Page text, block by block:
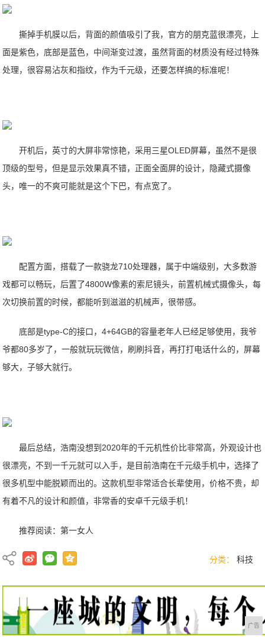
撕掉手机膜以后，背面的颜值吸引了我，官方的朋克蓝很漂亮，上
面是紫色，底部是蓝色，中间渐变过渡，虽然背面的材质没有经过特殊
处理，很容易沾灰和指纹，作为千元级，还要怎样搞的标准呢！
开机后，英寸的大屏非常惊艳，采用三星OLED屏幕，虽然不是很
顶级的型号，但是显示效果真不错，正面全面屏的设计，隐藏式摄像
头，唯一的不爽可能就是这个下巴，有点宽了。
配置方面，搭载了一款骁龙710处理器，属于中端级别，大多数游
戏都可以畅玩，后置了4800W像素的索尼镜头，前置机械式摄像头，每
次切换前置的时候，都能听到滋滋的机械声，很带感。
底部是type-C的接口，4+64GB的容量老年人已经足够使用，我爷
爷都80多岁了，一般就玩玩微信，刷刷抖音，再打打电话什么的，屏幕
够大，子够大就行。
最后总结，浩南没想到2020年的千元机性价比非常高，外观设计也
很漂亮，不到一千元就可以入手，是目前浩南在千元级手机中，选择了
很多机型中能脱颖而出的。这款机型非常适合长辈使用，价格不贵，却
有着不凡的设计和颜值，非常香的安卓千元级手机！
推荐阅读：第一女人
分类： 科技
广告